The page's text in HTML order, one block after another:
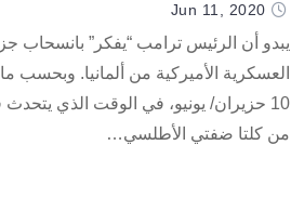
Jun 11, 2020
يبدو أن الرئيس ترامب “يفكر” بانسحاب
10 حزيران/ يونيو، في الوقت الذي
من كلتا ضفتي الأطلسي…